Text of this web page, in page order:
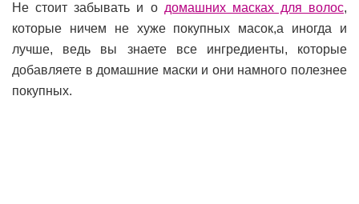
Не стоит забывать и о домашних масках для волос,
которые ничем не хуже покупных масок,а иногда и
лучше, ведь вы знаете все ингредиенты, которые
добавляете в домашние маски и они намного полезнее
покупных.